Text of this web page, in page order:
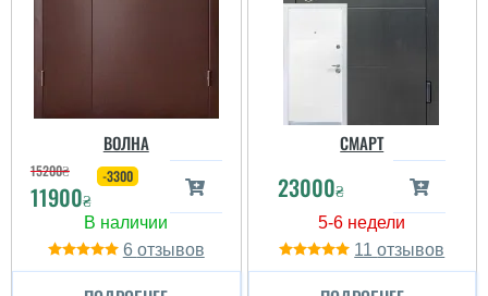
ВОЛНА
15200₴
11900₴
-3300
6
СМАРТ
23000₴
11